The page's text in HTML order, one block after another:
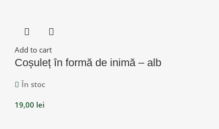
Add to cart
Coșuleț în formă de inimă – alb
În stoc
19,00 lei